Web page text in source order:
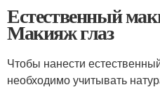
Естественный
Макияж глаз
Чтобы нанести
необходимо учитывать